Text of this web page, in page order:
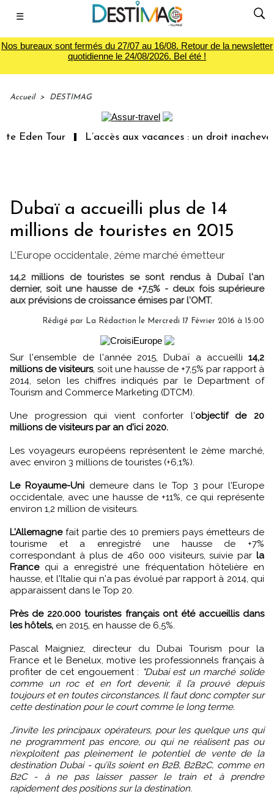
☰
Nos bureaux sont fermés du 27/07 au 16/08. Retour de la newsletter
quotidienne le 24/08/2026. Bel été !
Accueil > DESTIMAG
Eden Tour L’accès aux vacances : un droit
Dubaï a accueilli plus de 14
millions de touristes en 2015
L'Europe occidentale, 2ème marché émetteur
14,2 millions de touristes se sont rendus à Dubaï l'an
dernier, soit une hausse de +7,5% - deux fois supérieure
aux prévisions de croissance émises par l'OMT.
Rédigé par La Rédaction le Mercredi 17 Février 2016 à 15:00
Sur l'ensemble de l'année 2015, Dubaï a accueilli 14,2
millions de visiteurs, soit une hausse de +7,5% par rapport à
2014, selon les chiffres indiqués par le Department of
Tourism and Commerce Marketing (DTCM).
Une progression qui vient conforter l'objectif de 20
millions de visiteurs par an d'ici 2020.
Les voyageurs européens représentent le 2ème marché,
avec environ 3 millions de touristes (+6,1%).
Le Royaume-Unidemeure dans le Top 3 pour l'Europe
occidentale, avec une hausse de +11%, ce qui représente
environ 1,2 million de visiteurs.
L'Allemagnefait partie des 10 premiers pays émetteurs de
tourisme et a enregistré une hausse de +7%
correspondant à plus de 460 000 visiteurs, suivie par la
France qui a enregistré une fréquentation hôtelière en
hausse, et l'Italie qui n'a pas évolué par rapport à 2014, qui
apparaissent dans le Top 20.
Près de 220.000 touristes français ont été accueillis dans
les hôtels, en 2015, en hausse de 6,5%.
Pascal Maigniez, directeur du Dubai Tourism pour la
France et le Benelux, motive les professionnels français à
profiter de cet engouement : "Dubai est un marché solide
comme un roc et en fort devenir, il l’a prouvé depuis
toujours et en toutes circonstances. Il faut donc compter sur
cette destination pour le court comme le long terme.
J’invite les principaux opérateurs, pour les quelque uns qui
ne programment pas encore, ou qui ne réalisent pas ou
n’exploitent pas pleinement le potentiel de vente de la
destination Dubai - qu’ils soient en B2B, B2B2C, comme en
B2C - à ne pas laisser passer le train et à prendre
rapidement des positions sur la destination.